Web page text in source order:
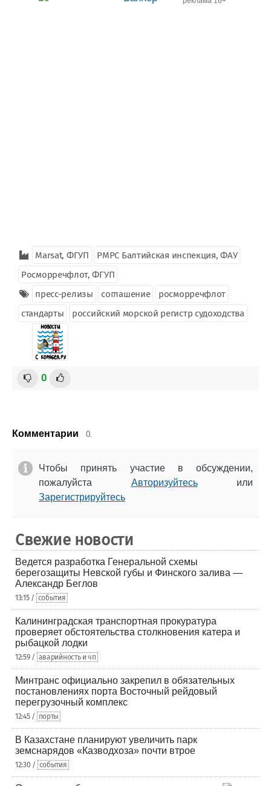
Marsat, ФГУП
РМРС Балтийская инспекция, ФАУ
Росморречфлот, ФГУП
пресс-релизы
соглашение
росморречфлот
стандарты
российский морской регистр судоходства
0
Комментарии 0.
Чтобы принять участие в обсуждении,
пожалуйста Авторизуйтесьили
Зарегистрируйтесь
Свежие новости
Ведется разработка Генеральной схемы
берегозащиты Невской губы и Финского залива —
Александр Беглов
13:15 / события
Калининградская транспортная прокуратура
проверяет обстоятельства столкновения катера и
рыбацкой лодки
12:59 / аварийность и чп
Минтранс официально закрепил в обязательных
постановлениях порта Восточный рейдовый
перегрузочный комплекс
12:45 / порты
В Казахстане планируют увеличить парк
земснарядов «Казводхоза» почти втрое
12:30 / события